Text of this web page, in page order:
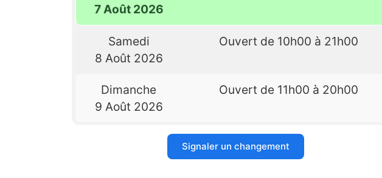
7 Août 2026
Samedi
8 Août 2026
Ouvert de 10h00 à 21h00
Dimanche
9 Août 2026
Ouvert de 11h00 à 20h00
Signaler un changement